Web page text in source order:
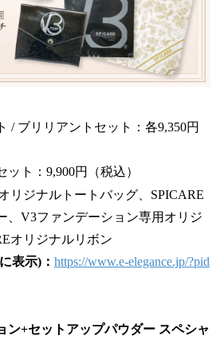
/ ブリリアントセット：各9,350円
ット：9,900円（税込）
リジナルトートバッグ、SPICARE
、V3ファンデーション専用オリジ
オリジナルリボン
表示)： https://www.e-elegance.jp/?pid
ン+セットアップパウダー スペシャ